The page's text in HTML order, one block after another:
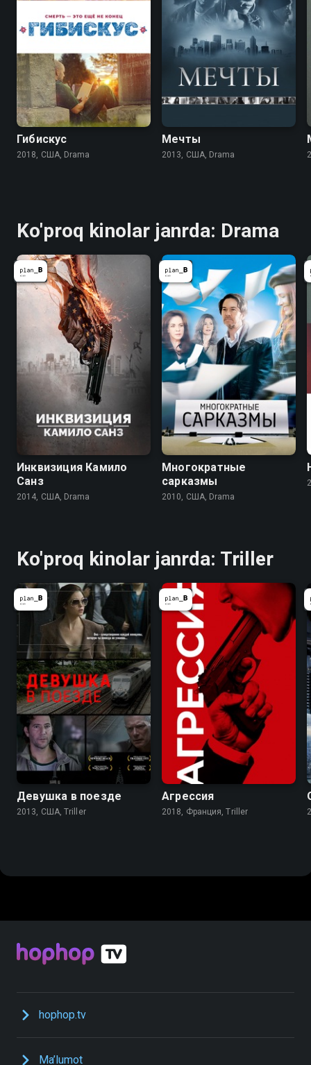
Гибискус
2018, США, Drama
Мечты
2013, США, Drama
Ko'proq kinolar janrda: Drama
Инквизиция Камило
Санз
2014, США, Drama
4.7
Многократные
сарказмы
2010, США, Drama
Ko'proq kinolar janrda: Triller
Девушка в поезде
2013, США, Triller
Агрессия
2018, Франция, Triller
hophop.tv
Ma’lumot